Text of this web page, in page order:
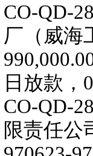
CO-QD-
厂（威海
日放款，
CO-QD-
限责任公